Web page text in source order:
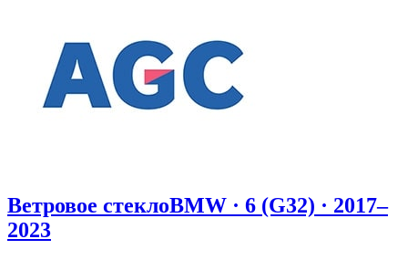
Ветровое стеклоBMW · 6 (G32) · 2017–
2023